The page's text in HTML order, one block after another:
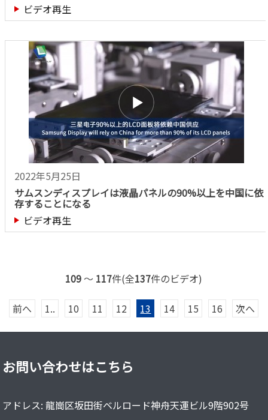
ビデオ再生
2022年5月25日
サムスンディスプレイは液晶パネルの90%以上を中国に依
存することになる
ビデオ再生
109 ～ 117件(全137件のビデオ)
前へ 1.. 10 11 12 13 14 15 16 次へ
お問い合わせはこちら
アドレス: 龍崗区坂田街ベルロード神舟天運ビル9階902号